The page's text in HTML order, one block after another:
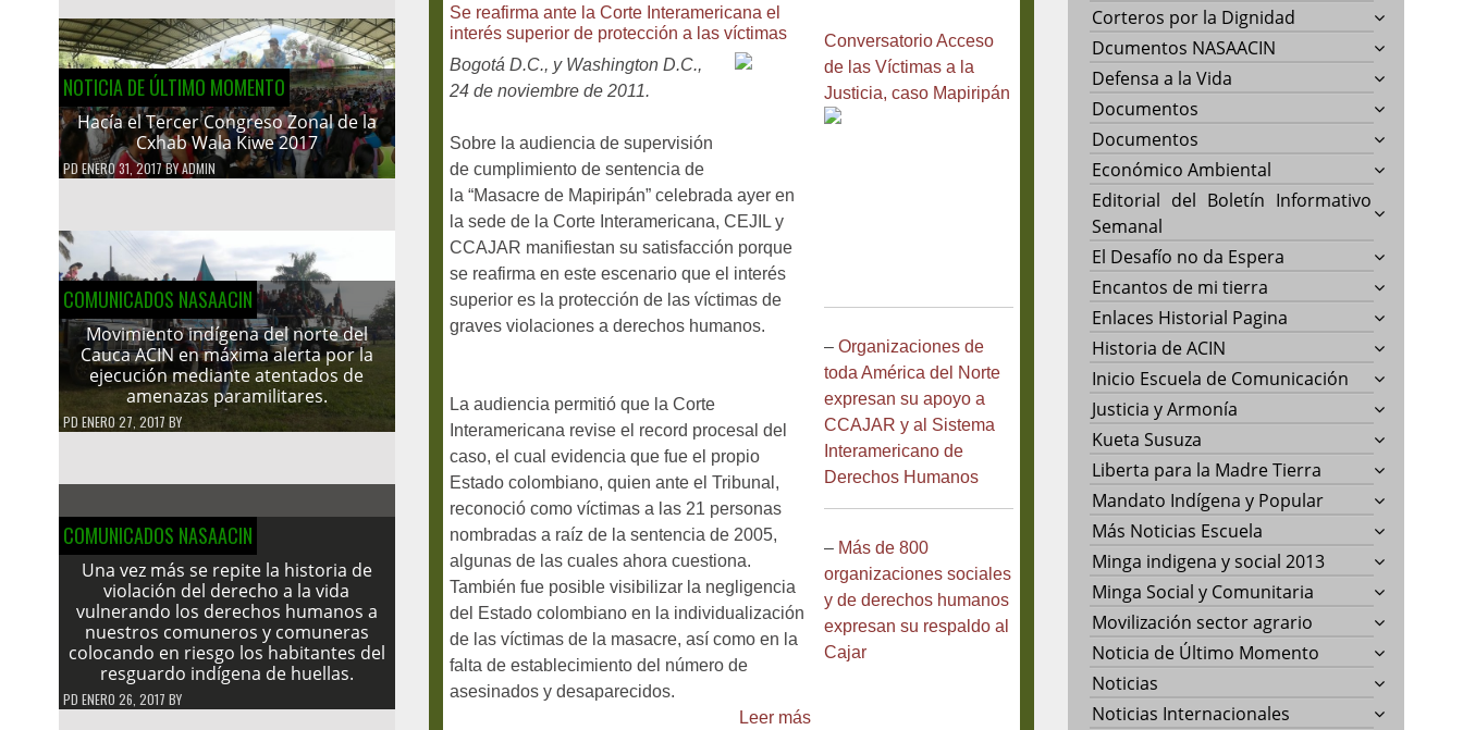
NOTICIA DE ÚLTIMO MOMENTO
Hacía el Tercer Congreso Zonal de la
Cxhab Wala Kiwe 2017
PDENERO 31, 2017BYADMIN
COMUNICADOS NASAACIN
Movimiento indígena del norte del
Cauca ACIN en máxima alerta por la
ejecución mediante atentados de
amenazas paramilitares.
PD ENERO 27, 2017 BY
COMUNICADOS NASAACIN
Una vez más se repite la historia de
violación del derecho a la vida
vulnerando los derechos humanos a
nuestros comuneros y comuneras
colocando en riesgo los habitantes del
resguardo indígena de huellas.
PD ENERO 26, 2017 BY
Se reafirma ante la Corte Interamericana el
interés superior de protección a las víctimas
Bogotá D.C., y Washington D.C.,
24 de noviembre de 2011.
Sobre la audiencia de supervisión
de cumplimiento de sentencia de
la “Masacre de Mapiripán” celebrada ayer en
la sede de la Corte Interamericana, CEJIL y
CCAJAR manifiestan su satisfacción porque
se reafirma en este escenario que el interés
superior es la protección de las víctimas de
graves violaciones a derechos humanos.
La audiencia permitió que la Corte
Interamericana revise el record procesal del
caso, el cual evidencia que fue el propio
Estado colombiano, quien ante el Tribunal,
reconoció como víctimas a las 21 personas
nombradas a raíz de la sentencia de 2005,
algunas de las cuales ahora cuestiona.
También fue posible visibilizar la negligencia
del Estado colombiano en la individualización
de las víctimas de la masacre, así como en la
falta de establecimiento del número de
asesinados y desaparecidos.
Leer más
Conversatorio Acceso
de las Víctimas a la
Justicia, caso Mapiripán
– Organizaciones de
toda América del Norte
expresan su apoyo a
CCAJAR y al Sistema
Interamericano de
Derechos Humanos
– Más de 800
organizaciones sociales
y de derechos humanos
expresan su respaldo al
Cajar
Corteros por la Dignidad
Dcumentos NASAACIN
Defensa a la Vida
Documentos
Documentos
Económico Ambiental
Editorial del Boletín Informativo
Semanal
El Desafío no da Espera
Encantos de mi tierra
Enlaces Historial Pagina
Historia de ACIN
Inicio Escuela de Comunicación
Justicia y Armonía
Kueta Susuza
Liberta para la Madre Tierra
Mandato Indígena y Popular
Más Noticias Escuela
Minga indigena y social 2013
Minga Social y Comunitaria
Movilización sector agrario
Noticia de Último Momento
Noticias
Noticias Internacionales